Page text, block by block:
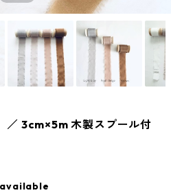
／ 3cm×5m 木製スプール付